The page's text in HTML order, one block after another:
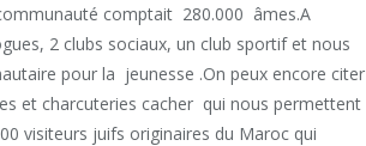
comptait 280.000 âmes.A
2 clubs sociaux, un club sportif et nous
pour la jeunesse .On peux encore citer
et charcuteries cacher qui nous permettent
visiteurs juifs originaires du Maroc qui